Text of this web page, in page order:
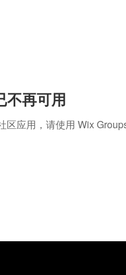
再可用
区应用，请使用 Wix